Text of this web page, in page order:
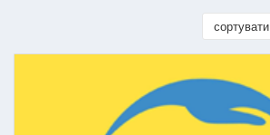
сортувати